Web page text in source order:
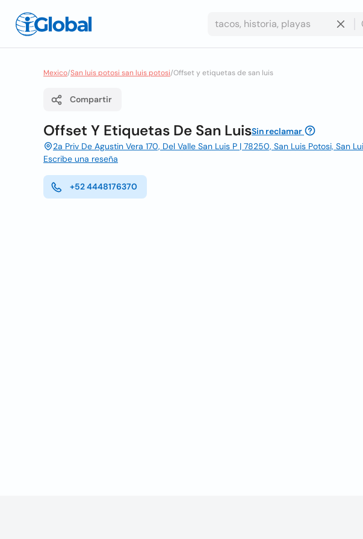
Mexico/San luis potosi san luis potosi/Offset y etiquetas de san luis
Compartir
Offset Y Etiquetas De San LuisSin reclamar
2a Priv De Agustin Vera 170, Del Valle San Luis P | 78250, San Luis Potosi, San
Escribe una reseña
+52 4448176370